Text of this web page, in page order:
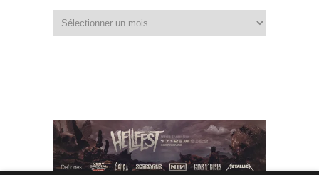
dans
les